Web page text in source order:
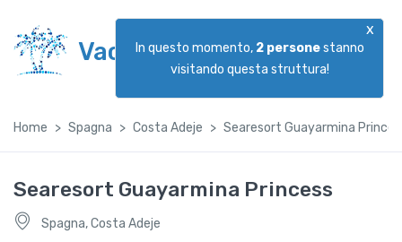
Vacanzeggiando
x
In questo momento, 2personestanno
visitando questa struttura!
Home Spagna Costa Adeje Searesort Guayarmina
Searesort Guayarmina Princess
Spagna, Costa Adeje